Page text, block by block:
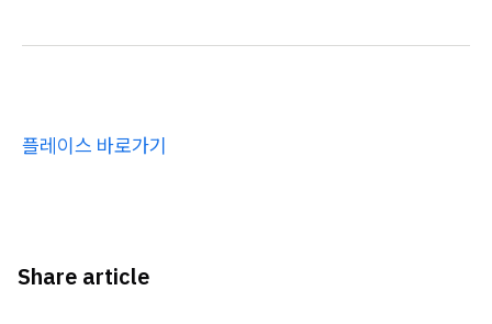
플레이스 바로가기
Share article